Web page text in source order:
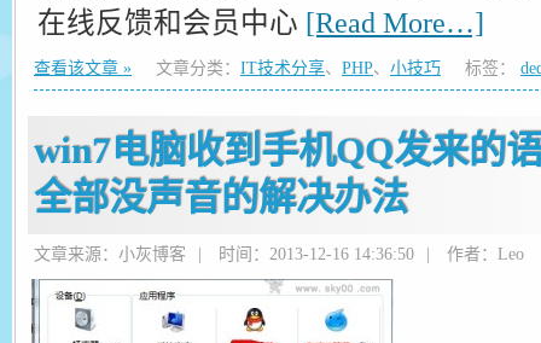
在线反馈和会员中心 [Read More…]
查看该文章 » 文章分类： IT技术分享、 PHP、 小技巧 标签：
win7电脑收到手机QQ发来的
全部没声音的解决办法
文章来源：小灰博客 时间：2013-12-16 14:36:50 作者：Leo